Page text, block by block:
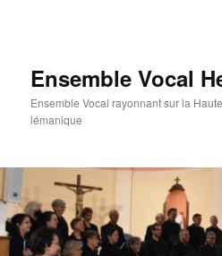
Ensemble Vocal
Ensemble Vocal rayonnant sur la
lémanique